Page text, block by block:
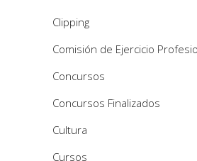
Clipping
Comisión de Ejercicio
Concursos
Concursos Finalizados
Cultura
Cursos